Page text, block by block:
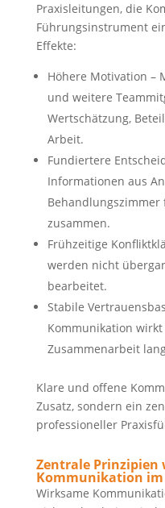
Praxisleitungen, die
Führungsinstrument
Effekte:
Höhere Motivation –
und weitere
Wertschätzung,
Arbeit.
Fundiertere
Informationen aus
zusammen.
Frühzeitige
werden nicht
bearbeitet.
Stabile
Kommunikation
Zusammenarbeit
Klare und offene
Zusatz, sondern ein
professioneller
Zentrale
Kommunikation im
Wirksame